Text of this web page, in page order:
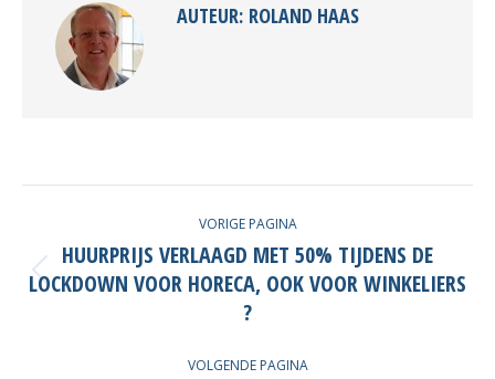
AUTEUR: ROLAND HAAS
NAVIGATION
VORIGE PAGINA
Vorige
post
HUURPRIJS VERLAAGD MET 50% TIJDENS DE
LOCKDOWN VOOR HORECA, OOK VOOR WINKELIERS
?
VOLGENDE PAGINA